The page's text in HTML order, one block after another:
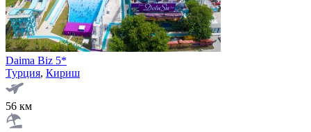
Daima Biz 5*
Турция, Кириш
56 км